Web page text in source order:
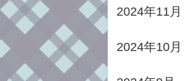
2024年11月
2024年10月